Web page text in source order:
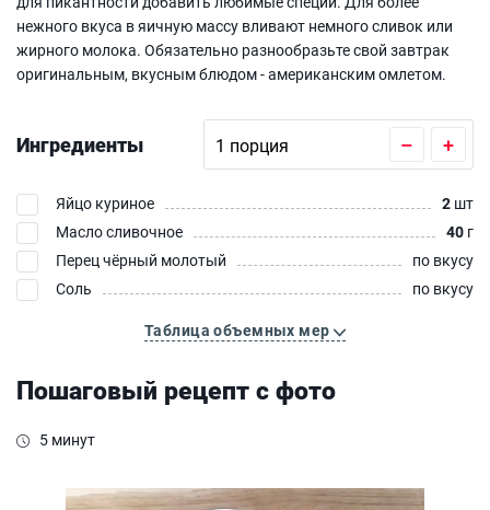
нежного вкуса в яичную массу вливают немного сливок или
жирного молока. Обязательно разнообразьте свой завтрак
оригинальным, вкусным блюдом - американским омлетом.
Ингредиенты – +
Яйцо куриное 2 шт
Масло сливочное
40 г
Перец чёрный молотый
по вкусу
Соль
по вкусу
Таблица объемных мер
Пошаговый рецепт с фото
5 минут